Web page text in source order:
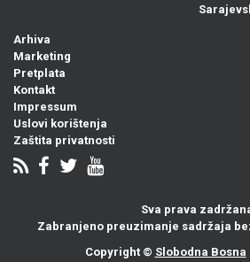
Arhiva
Marketing
Pretplata
Kontakt
Impressum
Uslovi korištenja
Zaštita privatnosti
Sva prava
Zabranjeno preuzimanje sadržaja
Copyright © Slobodna Bosna